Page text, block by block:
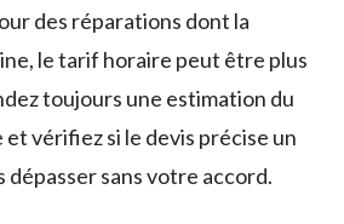
des réparations dont la
le tarif horaire peut être plus
toujours une estimation du
vérifiez si le devis précise un
dépasser sans votre accord.